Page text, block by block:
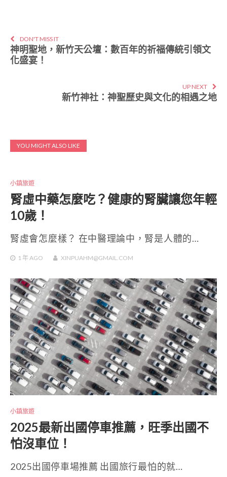
DON'T MISS IT
神明聖地，新竹天公壇：數百年的祈福傳統引領文
化盛宴！
UP NEXT
新竹神社：神聖歷史與文化的相遇之地
YOU MIGHT ALSO LIKE
小鎮旅遊
腎虛中藥怎麼吃？健康的腎臟讓您年輕
10歲！
腎虛會怎麼樣？ 在中醫理論中，腎是人體的…
1 年 AGO XINPUAHM@GMAIL.COM
小鎮旅遊
2025最新出國停車推薦，旺季出國不
怕沒車位！
2025出國停車場推薦 出國旅行最怕的就…